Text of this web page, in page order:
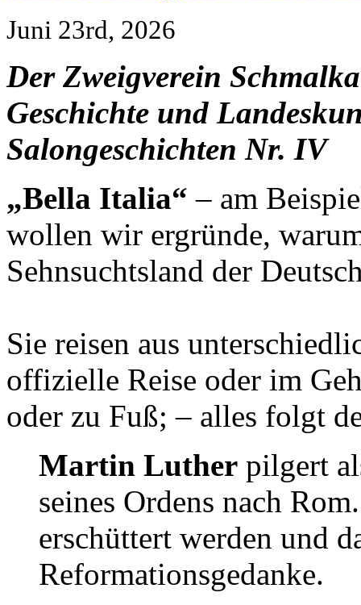
Juni 23rd, 2026
Der Zweigverein
Geschichte und
Salongeschichten Nr. IV
„Bella Italia“ – am
wollen wir ergründe,
Sehnsuchtsland der
Sie reisen aus
offizielle Reise oder im
oder zu Fuß; – alles folgt
Martin Luther pilgert
seines Ordens nach
erschüttert werden und
Reformationsgedanke.